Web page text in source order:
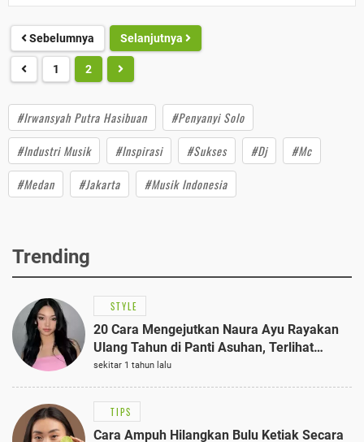
Sebelumnya Selanjutnya
1 2
#Irwansyah Putra Hasibuan
#Penyanyi Solo
#Industri Musik
#Inspirasi #Sukses #Dj
#Mc
#Medan
#Jakarta #Musik Indonesia
Trending
STYLE
20 Cara Mengejutkan Naura Ayu Rayakan
Ulang Tahun di Panti Asuhan, Terlihat
Anggun dengan Kaftan Cokelat
sekitar 1 tahun lalu
TIPS
Cara Ampuh Hilangkan Bulu Ketiak Secara